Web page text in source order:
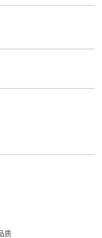
质